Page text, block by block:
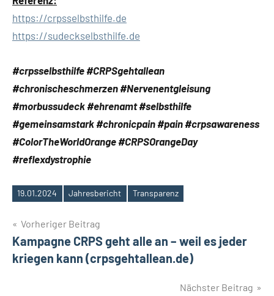
https://crpsselbsthilfe.de
https://sudeckselbsthilfe.de
#crpsselbsthilfe #CRPSgehtallean
#chronischeschmerzen #Nervenentgleisung
#morbussudeck #ehrenamt #selbsthilfe
#gemeinsamstark #chronicpain #pain #crpsawareness
#ColorTheWorldOrange #CRPSOrangeDay
#reflexdystrophie
Schlagwörter
19.01.2024 Jahresbericht Transparenz
Beitragsnavigation
Vorheriger Beitrag
Kampagne CRPS geht alle an – weil es jeder
kriegen kann (crpsgehtallean.de)
Nächster Beitrag